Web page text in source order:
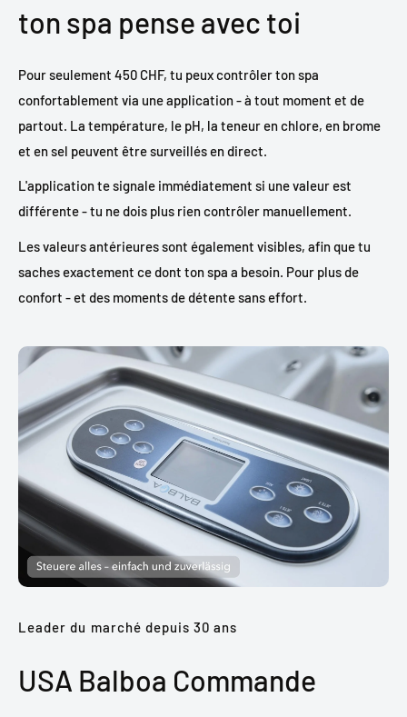
ton spa pense avec toi
Pour seulement 450 CHF, tu peux contrôler ton spa
confortablement via une application - à tout moment et de
partout. La température, le pH, la teneur en chlore, en brome
et en sel peuvent être surveillés en direct.
L'application te signale immédiatement si une valeur est
différente - tu ne dois plus rien contrôler manuellement.
Les valeurs antérieures sont également visibles, afin que tu
saches exactement ce dont ton spa a besoin. Pour plus de
confort - et des moments de détente sans effort.
Leader du marché depuis 30 ans
USA Balboa Commande